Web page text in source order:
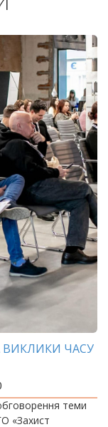
ВИКЛИКИ ЧАСУ
теми
«Захист